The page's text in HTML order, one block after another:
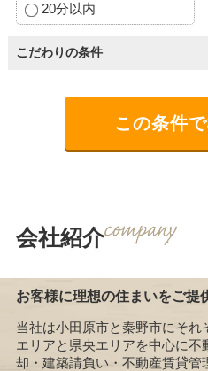
20分以内
こだわりの条件
会社紹介
お客様に理想の住まいをご提
当社は小田原市と秦野市にそれ
エリアと県央エリアを中心に不
却・建築請負い・不動産賃貸管